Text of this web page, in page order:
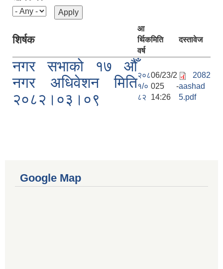
शिर्षक
आ
र्थिक
वर्ष
मिति दस्तावेज
नगर सभाको १७ औँ
नगर अधिवेशन मिति
२०८२।०३।०९
२०८
१/०
८२
06/23/2
025 -
14:26
2082
aashad
5.pdf
Google Map